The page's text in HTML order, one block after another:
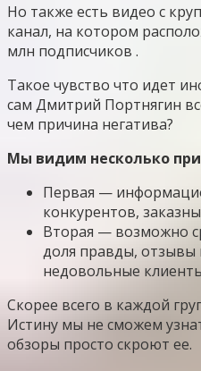
Но также есть видео с
канал, на котором
млн подписчиков .
Такое чувство что идет
сам Дмитрий Портнягин
чем причина негатива?
Мы видим несколько
Первая —
конкурентов,
Вторая — возможно
доля правды, отзывы
недовольные
Скорее всего в каждой
Истину мы не сможем
обзоры просто скроют ее.